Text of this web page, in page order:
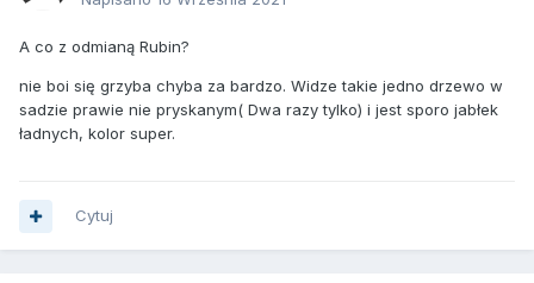
A co z odmianą Rubin?
nie boi się grzyba chyba za bardzo. Widze takie jedno drzewo w
sadzie prawie nie pryskanym( Dwa razy tylko) i jest sporo jabłek
ładnych, kolor super.
Cytuj